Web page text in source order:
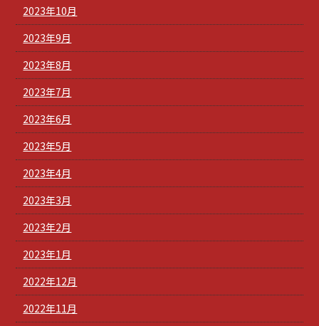
2023年10月
2023年9月
2023年8月
2023年7月
2023年6月
2023年5月
2023年4月
2023年3月
2023年2月
2023年1月
2022年12月
2022年11月